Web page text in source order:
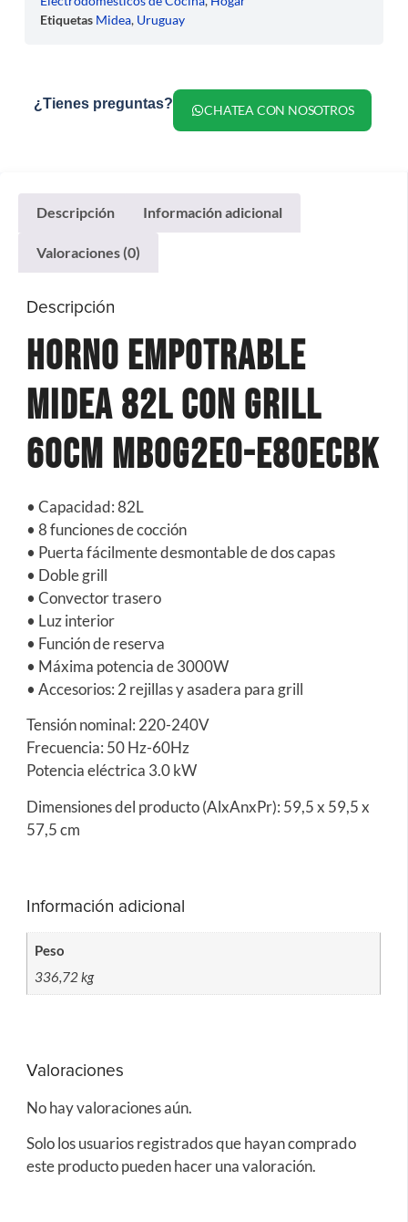
Etiquetas Midea, Uruguay
¿Tienes preguntas? CHATEA CON NOSOTROS
Descripción Información adicional
Valoraciones (0)
Descripción
Horno Empotrable
Midea 82L Con Grill
60cm MBOG2E0-E80ECBK
• Capacidad: 82L
• 8 funciones de cocción
• Puerta fácilmente desmontable de dos capas
• Doble grill
• Convector trasero
• Luz interior
• Función de reserva
• Máxima potencia de 3000W
• Accesorios: 2 rejillas y asadera para grill
Tensión nominal: 220-240V
Frecuencia: 50 Hz-60Hz
Potencia eléctrica 3.0 kW
Dimensiones del producto (AlxAnxPr): 59,5 x 59,5 x
57,5 cm
Información adicional
Peso
336,72 kg
Valoraciones
No hay valoraciones aún.
Solo los usuarios registrados que hayan comprado
este producto pueden hacer una valoración.